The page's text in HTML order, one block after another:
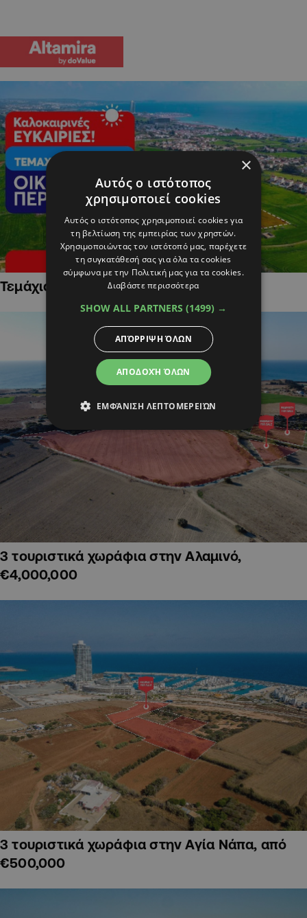
Τεμάχια Γης σε Οικιστικές Περιοχές
3 τουριστικά χωράφια στην Αλαμινό,
€4,000,000
3 τουριστικά χωράφια στην Αγία Νάπα, από
€500,000
×
Αυτός ο ιστότοπος
χρησιμοποιεί cookies
Αυτός ο ιστότοπος χρησιμοποιεί cookies για
τη βελτίωση της εμπειρίας των χρηστών.
Χρησιμοποιώντας τον ιστότοπό μας, παρέχετε
τη συγκατάθεσή σας για όλα τα cookies
σύμφωνα με την Πολιτική μας για τα cookies.
Διαβάστε περισσότερα
SHOW ALL PARTNERS (1499) →
ΑΠΟΔΟΧΉ ΌΛΩΝ
ΑΠΌΡΡΙΨΗ ΌΛΩΝ
ΕΜΦΆΝΙΣΗ ΛΕΠΤΟΜΕΡΕΙΏΝ